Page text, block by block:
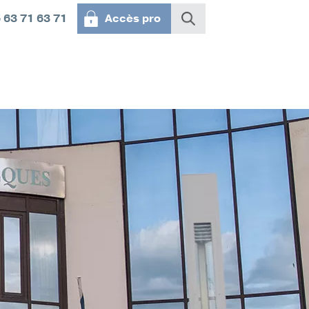
63 71 63 71 Accès pro